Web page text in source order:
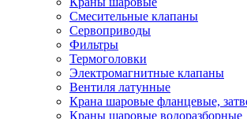
Смесительные клапаны
Сервоприводы
Фильтры
Термоголовки
Электромагнитные клапаны
Вентиля латунные
Крана шаровые фланцевые,
Краны шаровые водоразборные